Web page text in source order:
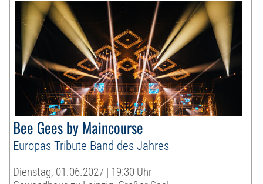
Bee Gees by Maincourse
Europas Tribute Band des Jahres
Dienstag, 01.06.2027 | 19:30 Uhr